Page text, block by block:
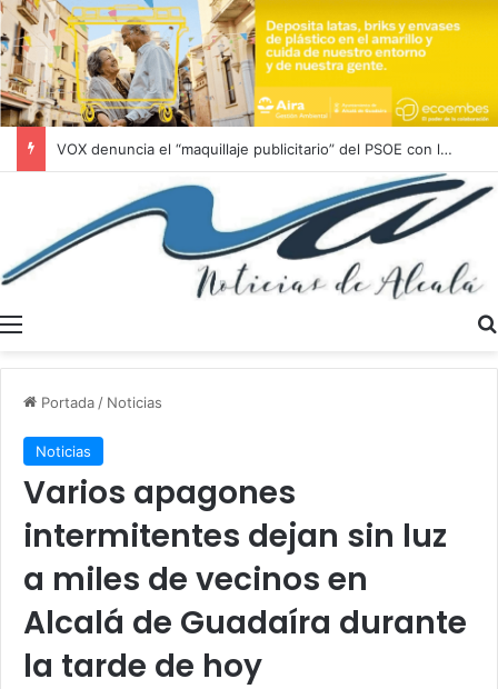
VOX denuncia el “maquillaje publicitario” del PSOE con la vivienda protegida en Alcalá de Guadaíra
Portada / Noticias
Noticias
Varios apagones
intermitentes dejan sin luz
a miles de vecinos en
Alcalá de Guadaíra durante
la tarde de hoy